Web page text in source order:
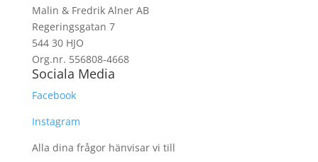
Malin & Fredrik Alner AB
Regeringsgatan 7
544 30 HJO
Org.nr. 556808-4668
Sociala Media
Facebook
Instagram
Alla dina frågor hänvisar vi till